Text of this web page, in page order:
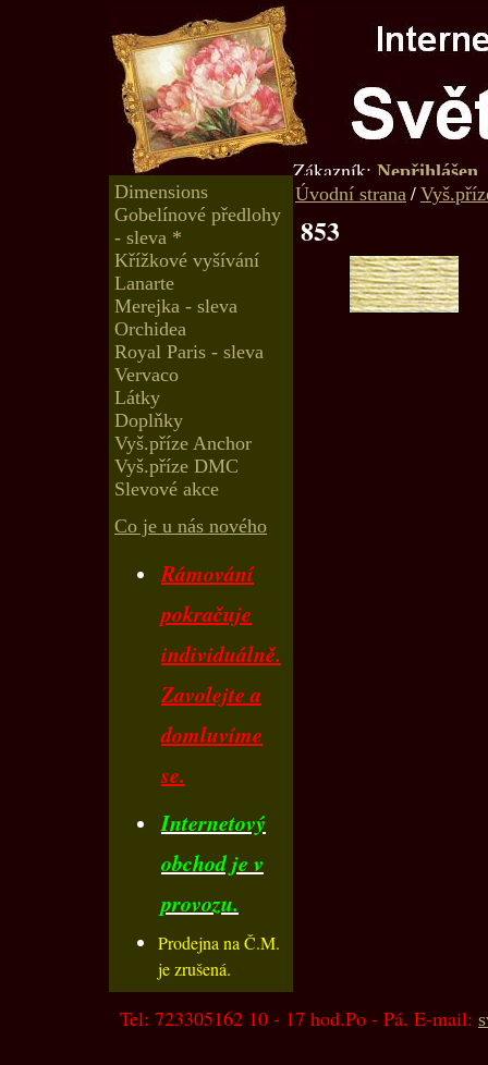
Zákazník: Nepřihlášen
Dimensions
Gobelínové předlohy
- sleva *
Křížkové vyšívání
Lanarte
Merejka - sleva
Orchidea
Royal Paris - sleva
Vervaco
Látky
Doplňky
Vyš.příze Anchor
Vyš.příze DMC
Slevové akce
Co je u nás nového
Rámování
pokračuje
individuálně.
Zavolejte a
domluvíme
se.
Internetový
obchod je v
provozu.
Prodejna na Č.M.
je zrušená.
Úvodní strana /
853
Tel: 723305162 10 - 17 hod.Po - Pá. E-mail: